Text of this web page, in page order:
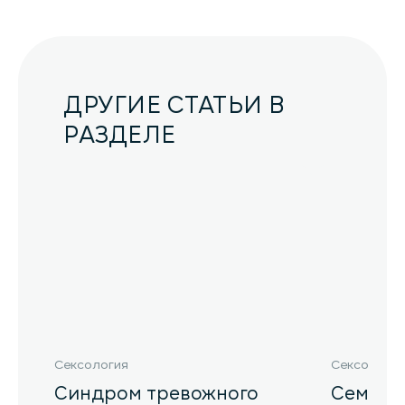
ДРУГИЕ СТАТЬИ В
РАЗДЕЛЕ
Сексология
Синдром тревожного
Сексология